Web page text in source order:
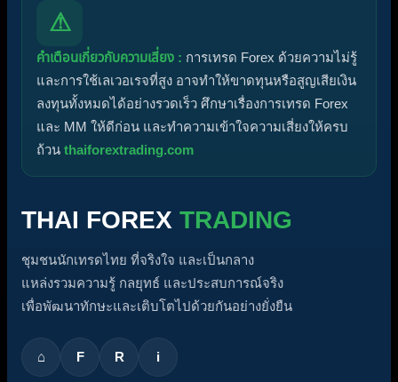
⚠
คำเตือนเกี่ยวกับความเสี่ยง : การเทรด Forex ด้วยความไม่รู้
และการใช้เลเวอเรจที่สูง อาจทำให้ขาดทุนหรือสูญเสียเงิน
ลงทุนทั้งหมดได้อย่างรวดเร็ว ศึกษาเรื่องการเทรด Forex
และ MM ให้ดีก่อน และทำความเข้าใจความเสี่ยงให้ครบ
ถ้วน thaiforextrading.com
THAI FOREX TRADING
ชุมชนนักเทรดไทย ที่จริงใจ และเป็นกลาง
แหล่งรวมความรู้ กลยุทธ์ และประสบการณ์จริง
เพื่อพัฒนาทักษะและเติบโตไปด้วยกันอย่างยั่งยืน
⌂ F R i